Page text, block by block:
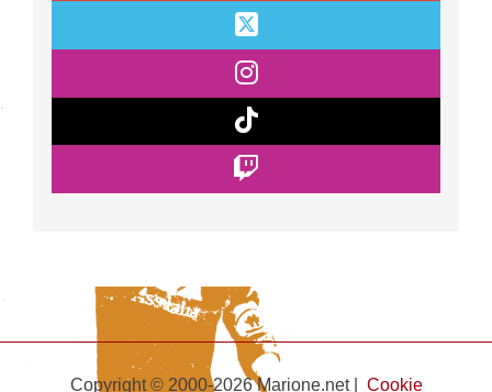
Copyright © 2000-2026 Marione.net | Cookie